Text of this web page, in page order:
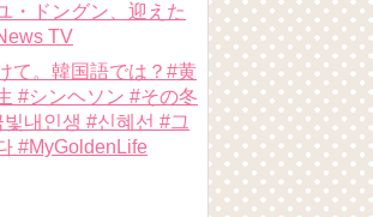
・ドングン、迎えた
TV
て。韓国語では？#黄
#シンヘソン #その冬
내인생 #신혜선 #그
#MyGoldenLife